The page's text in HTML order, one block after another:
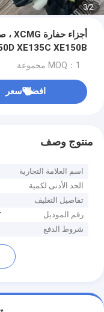
2
/
3
XE135C XE150B
MOQ：1 مجموعة
افضل سعر
منتوج وصف
اسم العلامة التجارية
الحد الأدنى لكمية
تفاصيل التغليف
رقم الموديل
شروط الدفع